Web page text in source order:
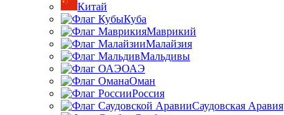
Китай
Куба
Маврикий
Малайзия
Мальдивы
ОАЭ
Оман
Россия
Саудовская Аравия